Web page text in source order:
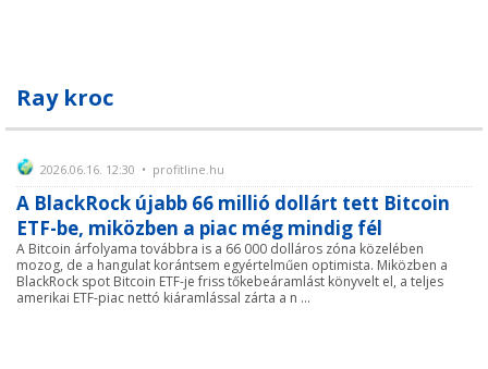
Ray kroc
2026.06.16. 12:30 • profitline.hu
A BlackRock újabb 66 millió dollárt tett Bitcoin
ETF-be, miközben a piac még mindig fél
A Bitcoin árfolyama továbbra is a 66 000 dolláros zóna közelében
mozog, de a hangulat korántsem egyértelműen optimista. Miközben a
BlackRock spot Bitcoin ETF-je friss tőkebeáramlást könyvelt el, a teljes
amerikai ETF-piac nettó kiáramlással zárta a n ...